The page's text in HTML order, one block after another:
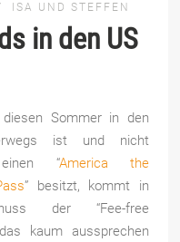
ISA UND STEFFEN
in den US
Sommer in den
ist und nicht
“America the
” besitzt, kommt in
der “Fee-free
kaum aussprechen